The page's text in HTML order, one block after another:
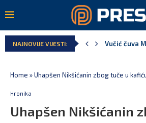
NAJNOVIJE VIJESTI:
Vučić čuva
Home »Uhapšen Nikšićanin zbog tuče u
Hronika
Uhapšen Nikšićanin